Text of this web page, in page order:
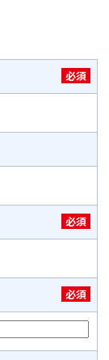
必須
必須
必須